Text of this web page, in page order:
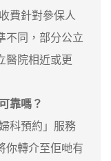
費針對參保人
不同，部分公立
醫院相近或更
靠嗎？
科預約」服務
你轉介至佢哋有